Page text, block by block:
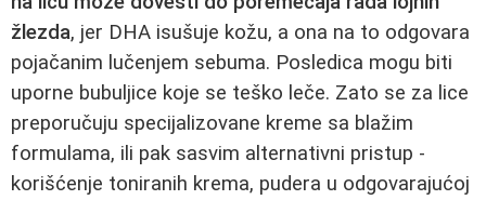
žlezda, jer DHA isušuje kožu, a ona na to odgovara
pojačanim lučenjem sebuma. Posledica mogu biti
uporne bubuljice koje se teško leče. Zato se za lice
preporučuju specijalizovane kreme sa blažim
formulama, ili pak sasvim alternativni pristup -
korišćenje toniranih krema, pudera u odgovarajućoj